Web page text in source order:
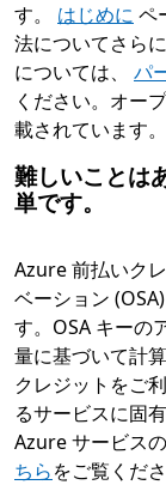
す。 はじめに ペ
法についてさら
については、 パ
ください。オー
載されています。
難しいことは
単です。
Azure 前払いク
ベーション
す。OSA キーの
量に基づいて計
クレジットをご
るサービスに固
Azure サービス
ちらをご覧くださ